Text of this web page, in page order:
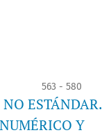
563 - 580
ESTÁNDAR.
Y